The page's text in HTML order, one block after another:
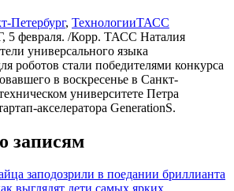
Петербург, ТехнологииТАСС
февраля. /Корр. ТАСС Наталия
универсального языка
роботов стали победителями конкурса
в воскресенье в Санкт-
университете Петра
акселератора GenerationS.
записям
заподозрили в поедании бриллианта